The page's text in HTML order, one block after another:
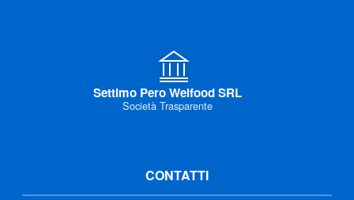
Settimo Pero Welfood SRL
Società Trasparente
CONTATTI